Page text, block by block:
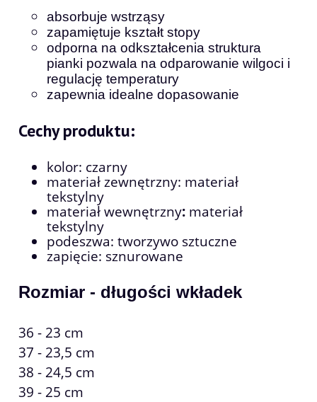
absorbuje wstrząsy
zapamiętuje kształt stopy
odporna na odkształcenia struktura
pianki pozwala na odparowanie wilgoci i
regulację temperatury
zapewnia idealne dopasowanie
Cechy produktu:
kolor: czarny
materiał zewnętrzny: materiał
tekstylny
materiał wewnętrzny: materiał
tekstylny
podeszwa: tworzywo sztuczne
zapięcie: sznurowane
Rozmiar - długości wkładek
36 - 23 cm
37 - 23,5 cm
38 - 24,5 cm
39 - 25 cm